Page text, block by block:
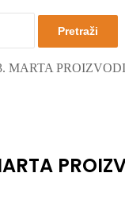
Pretraži
MARTA